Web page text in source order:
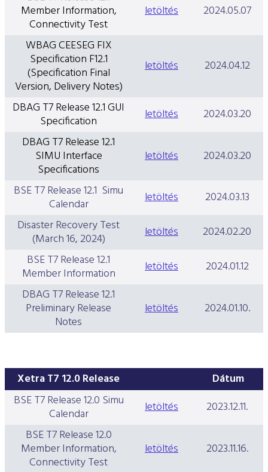
Member Information,
Connectivity Test
letöltés
2024.05.07
WBAG CEESEG FIX
Specification F12.1
(Specification Final
Version, Delivery Notes)
letöltés 2024.04.12
DBAG T7 Release 12.1 GUI
Specification letöltés
2024.03.20
DBAG T7 Release 12.1
SIMU Interface
Specifications
letöltés
2024.03.20
BSE T7 Release 12.1 Simu
Calendar letöltés
2024.03.13
Disaster Recovery Test
(March 16, 2024) letöltés
2024.02.20
BSE T7 Release 12.1
Member Information letöltés
2024.01.12
DBAG T7 Release 12.1
Preliminary Release
Notes
letöltés 2024.01.10.
Xetra T7 12.0 Release
Dátum
BSE T7 Release 12.0 Simu
Calendar letöltés
2023.12.11.
BSE T7 Release 12.0
Member Information,
Connectivity Test
letöltés
2023.11.16.